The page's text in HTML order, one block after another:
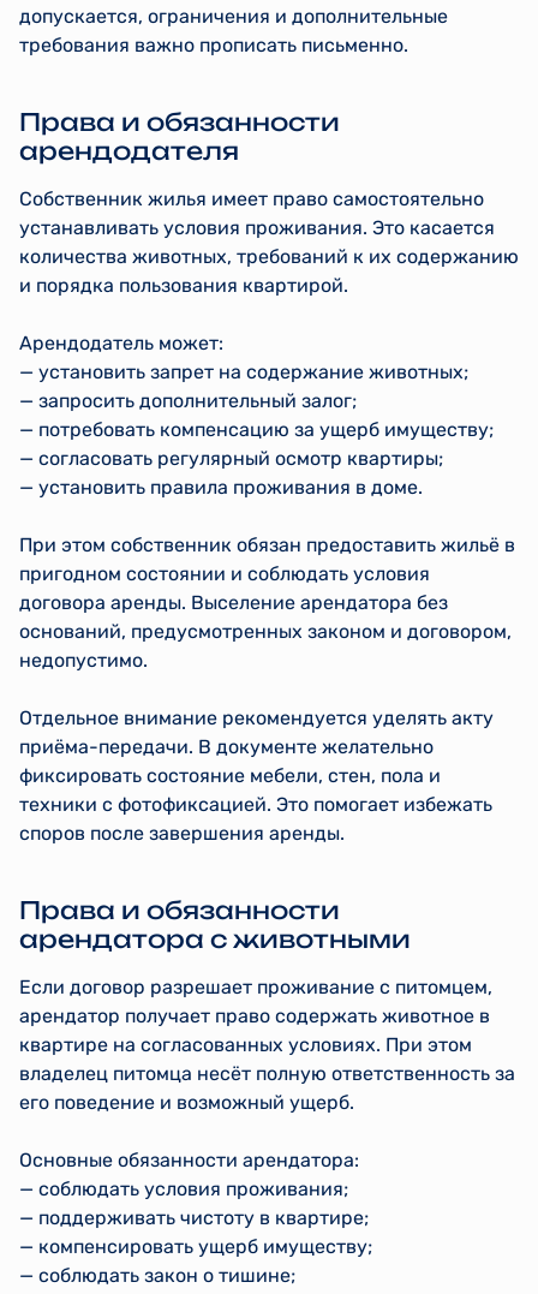
допускается, ограничения и дополнительные
требования важно прописать письменно.
Права и обязанности
арендодателя
Собственник жилья имеет право самостоятельно
устанавливать условия проживания. Это касается
количества животных, требований к их содержанию
и порядка пользования квартирой.
Арендодатель может:
— установить запрет на содержание животных;
— запросить дополнительный залог;
— потребовать компенсацию за ущерб имуществу;
— согласовать регулярный осмотр квартиры;
— установить правила проживания в доме.
При этом собственник обязан предоставить жильё в
пригодном состоянии и соблюдать условия
договора аренды. Выселение арендатора без
оснований, предусмотренных законом и договором,
недопустимо.
Отдельное внимание рекомендуется уделять акту
приёма-передачи. В документе желательно
фиксировать состояние мебели, стен, пола и
техники с фотофиксацией. Это помогает избежать
споров после завершения аренды.
Права и обязанности
арендатора с животными
Если договор разрешает проживание с питомцем,
арендатор получает право содержать животное в
квартире на согласованных условиях. При этом
владелец питомца несёт полную ответственность за
его поведение и возможный ущерб.
Основные обязанности арендатора:
— соблюдать условия проживания;
— поддерживать чистоту в квартире;
— компенсировать ущерб имуществу;
— соблюдать закон о тишине;